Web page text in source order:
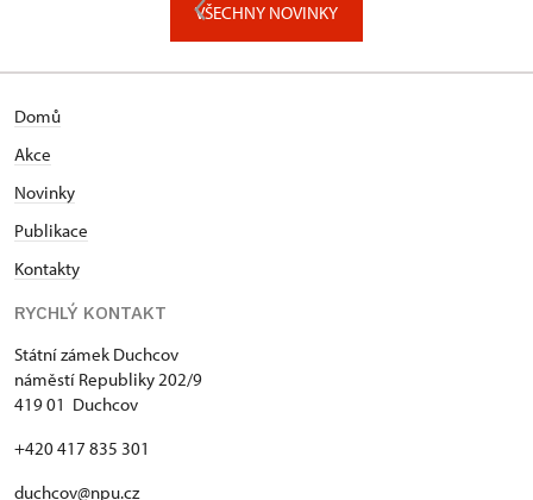
VŠECHNY NOVINKY
Domů
Akce
Novinky
Publikace
Kontakty
RYCHLÝ KONTAKT
Státní zámek Duchcov
náměstí Republiky 202/9
419 01 Duchcov
+420 417 835 301
duchcov@npu.cz